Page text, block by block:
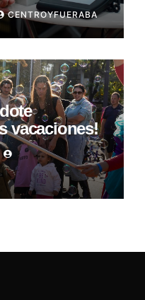
CENTROYFUERABA
vacaciones!